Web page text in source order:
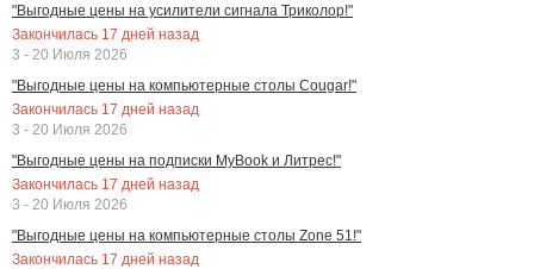
"Выгодные цены на усилители сигнала Триколор!"
Закончилась 17 дней назад
3 - 20 Июля 2026
"Выгодные цены на компьютерные столы Cougar!"
Закончилась 17 дней назад
3 - 20 Июля 2026
"Выгодные цены на подписки MyBook и Литрес!"
Закончилась 17 дней назад
3 - 20 Июля 2026
"Выгодные цены на компьютерные столы Zone 51!"
Закончилась 17 дней назад